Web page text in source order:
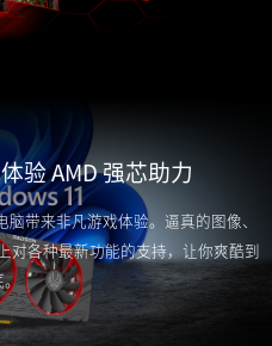
验 AMD 强芯助力
带来非凡游戏体验。逼真的图像、
对各种最新功能的支持，让你爽酷到